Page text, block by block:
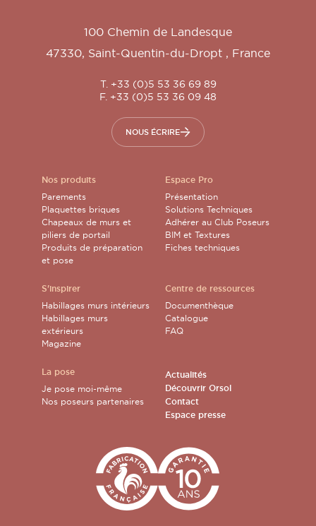
100 Chemin de Landesque
47330, Saint-Quentin-du-Dropt , France
T. +33 (0)5 53 36 69 89
F. +33 (0)5 53 36 09 48
NOUS ÉCRIRE
Nos produits
Parements
Plaquettes briques
Chapeaux de murs et
piliers de portail
Produits de préparation
et pose
S'inspirer
Habillages murs intérieurs
Habillages murs
extérieurs
Magazine
La pose
Je pose moi-même
Nos poseurs partenaires
Espace Pro
Présentation
Solutions Techniques
Adhérer au Club Poseurs
BIM et Textures
Fiches techniques
Centre de ressources
Documenthèque
Catalogue
FAQ
Actualités
Découvrir Orsol
Contact
Espace presse